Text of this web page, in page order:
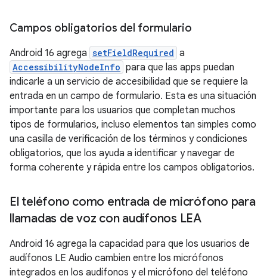
Campos obligatorios del formulario
Android 16 agrega setFieldRequired a
AccessibilityNodeInfo para que las apps puedan
indicarle a un servicio de accesibilidad que se requiere la
entrada en un campo de formulario. Esta es una situación
importante para los usuarios que completan muchos
tipos de formularios, incluso elementos tan simples como
una casilla de verificación de los términos y condiciones
obligatorios, que los ayuda a identificar y navegar de
forma coherente y rápida entre los campos obligatorios.
El teléfono como entrada de micrófono para
llamadas de voz con audífonos LEA
Android 16 agrega la capacidad para que los usuarios de
audífonos LE Audio cambien entre los micrófonos
integrados en los audífonos y el micrófono del teléfono